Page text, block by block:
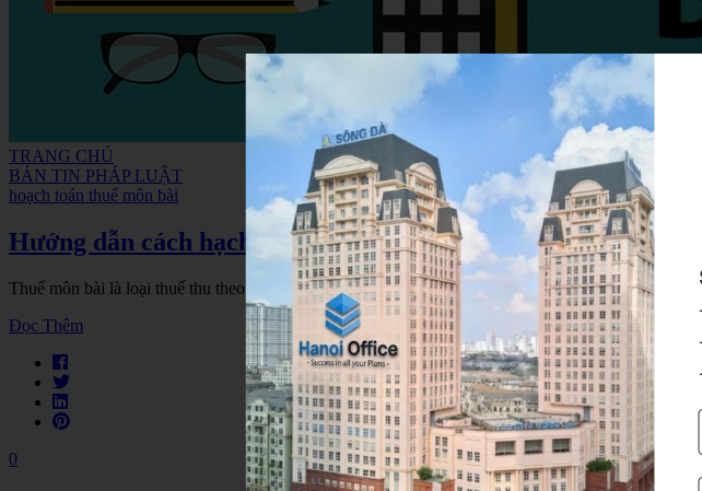
TRANG CHỦ
BẢN TIN PHÁP LUẬT
hoạch toán thuế môn bài
Hướng dẫn cách hạch toán nộp thuế môn bài theo TT200 và
Thuế môn bài là loại thuế thu theo năm, được tính vào khoản chi phí quản lý doanh nghiệp. Bút
Đọc Thêm
0